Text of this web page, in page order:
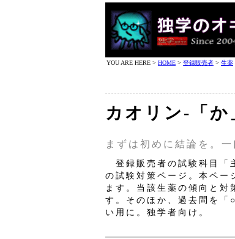
YOU ARE HERE > HOME > 登録販売者 > 生薬
カオリン‐「
まずは初めに結論を。
登録販売者の試験科目「
の試験対策ページ。本ペー
ます。当該生薬の傾向と対
す。そのほか、過去問を「
い用に。独学者向け。